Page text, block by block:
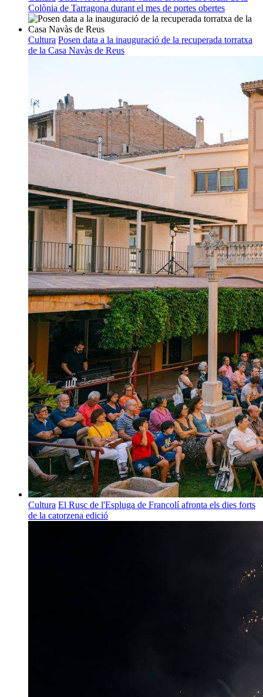
Colònia de Tarragona durant el mes de portes obertes
Cultura Posen data a la inauguració de la recuperada torratxa
de la Casa Navàs de Reus
Cultura El Rusc de l'Espluga de Francolí afronta els dies forts
de la catorzena edició